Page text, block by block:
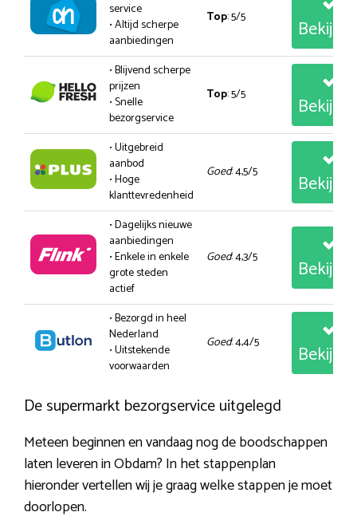
service
• Altijd scherpe
aanbiedingen
Top: 5/5
• Blijvend scherpe
prijzen
• Snelle
bezorgservice
Top: 5/5
• Uitgebreid
aanbod
• Hoge
klanttevredenheid
Goed: 4,5/5
• Dagelijks nieuwe
aanbiedingen
• Enkele in enkele
grote steden
actief
Goed: 4,3/5
• Bezorgd in heel
Nederland
• Uitstekende
voorwaarden
Goed: 4,4/5
De supermarkt bezorgservice uitgelegd
Meteen beginnen en vandaag nog de boodschappen
laten leveren in Obdam? In het stappenplan
hieronder vertellen wij je graag welke stappen je moet
doorlopen.